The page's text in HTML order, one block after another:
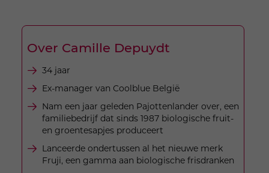
Over Camille Depuydt
34 jaar
Ex-manager van Coolblue België
Nam een jaar geleden Pajottenlander over, een
familiebedrijf dat sinds 1987 biologische fruit-
en groentesapjes produceert
Lanceerde ondertussen al het nieuwe merk
Fruji, een gamma aan biologische frisdranken